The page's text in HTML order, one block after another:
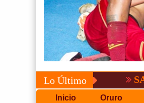
Lo Último
Inicio Oruro